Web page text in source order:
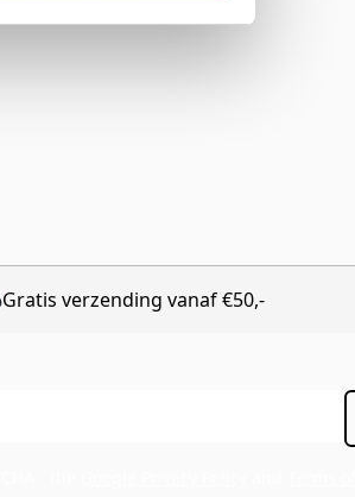
Gratis verzending vanaf €50,-